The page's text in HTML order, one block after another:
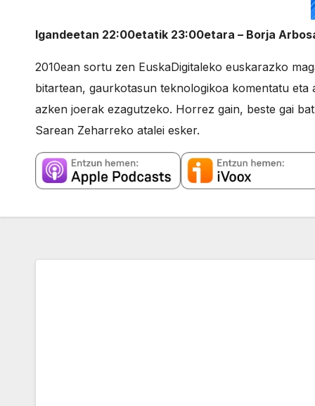
Igandeetan 22:00etatik 23:00etara – Borja
2010ean sortu zen EuskaDigitaleko euskarazko
bitartean, gaurkotasun teknologikoa komentatu
azken joerak ezagutzeko. Horrez gain, beste gai
Sarean Zeharreko atalei esker.